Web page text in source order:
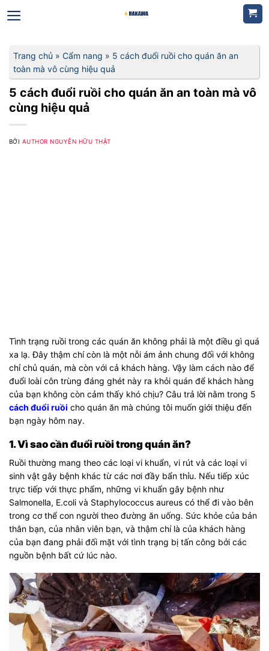
qua
Trang chủ » Cẩm nang » 5 cách đuổi ruồi cho quán ăn an
toàn mà vô cùng hiệu quả
5 cách đuổi ruồi cho quán ăn an toàn mà vô
cùng hiệu quả
BỞI AUTHOR NGUYỄN HỮU THẬT
Tình trạng ruồi trong các quán ăn không phải là một điều gì quá
xa lạ. Đây thậm chí còn là một nỗi ám ảnh chung đối với không
chỉ chủ quán, mà còn với cả khách hàng. Vậy làm cách nào để
đuổi loài côn trùng đáng ghét này ra khỏi quán để khách hàng
của bạn không còn cảm thấy khó chịu? Câu trả lời nằm trong 5
cách đuổi ruồi cho quán ăn mà chúng tôi muốn giới thiệu đến
bạn ngày hôm nay.
1. Vì sao cần đuổi ruồi trong quán ăn?
Ruồi thường mang theo các loại vi khuẩn, vi rút và các loại vi
sinh vật gây bệnh khác từ các nơi đầy bẩn thỉu. Nếu tiếp xúc
trực tiếp với thực phẩm, những vi khuẩn gây bệnh như
Salmonella, E.coli và Staphylococcus aureus có thể đi vào bên
trong cơ thể con người theo đường ăn uống. Sức khỏe của bản
thân bạn, của nhân viên bạn, và thậm chí là của khách hàng
của bạn đang phải đối mặt với tình trạng bị tấn công bởi các
nguồn bệnh bất cứ lúc nào.